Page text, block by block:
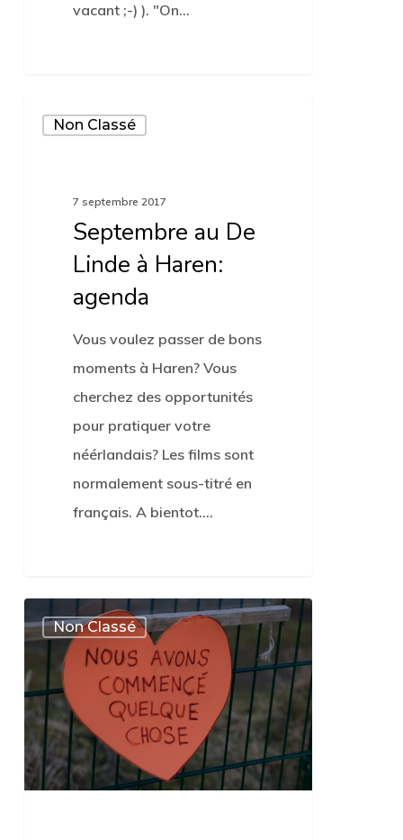
vacant ;-) ). "On…
Non Classé
7 septembre 2017
Septembre au De
Linde à Haren:
agenda
Vous voulez passer de bons
moments à Haren? Vous
cherchez des opportunités
pour pratiquer votre
néérlandais? Les films sont
normalement sous-titré en
français. A bientot.…
Recevez
les
infos
« Dossier
Megaprison
de
Bruxelles »
Non Classé0